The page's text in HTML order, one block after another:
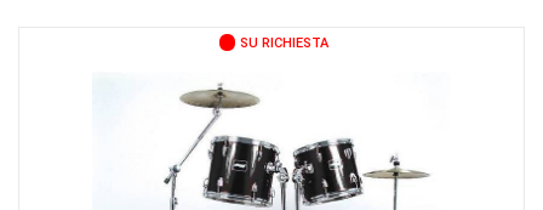
SU RICHIESTA